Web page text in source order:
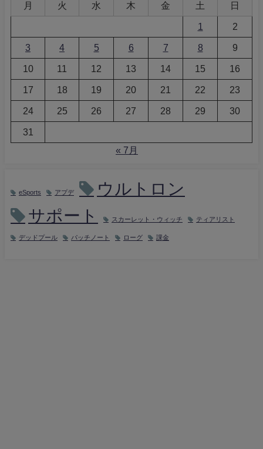
月 火 水 木 金 土 日
1 2
3 4 5 6 7 8 9
10 11 12 13 14 15 16
17 18 19 20 21 22 23
24 25 26 27 28 29 30
31
« 7月
eSports アプデ
ウルトロン
サポート
スカーレット・ウィッチ ティアリスト
デッドプール パッチノート ローグ 課金